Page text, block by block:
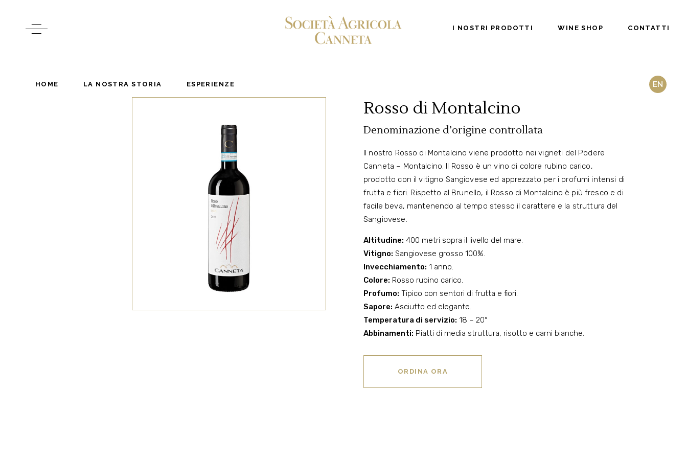
HOME LA NOSTRA STORIA ESPERIENZE
I NOSTRI PRODOTTI WINE SHOP CONTATTI
EN
Rosso di Montalcino
Denominazione d’origine controllata
Il nostro Rosso di Montalcino viene prodotto nei vigneti del Podere
Canneta – Montalcino. Il Rosso è un vino di colore rubino carico,
prodotto con il vitigno Sangiovese ed apprezzato per i profumi intensi di
frutta e fiori. Rispetto al Brunello, il Rosso di Montalcino è più fresco e di
facile beva, mantenendo al tempo stesso il carattere e la struttura del
Sangiovese.
Altitudine: 400 metri sopra il livello del mare.
Vitigno: Sangiovese grosso 100%.
Invecchiamento: 1 anno.
Colore: Rosso rubino carico.
Profumo: Tipico con sentori di frutta e fiori.
Sapore: Asciutto ed elegante.
Temperatura di servizio: 18 – 20°
Abbinamenti: Piatti di media struttura, risotto e carni bianche.
ORDINA ORA